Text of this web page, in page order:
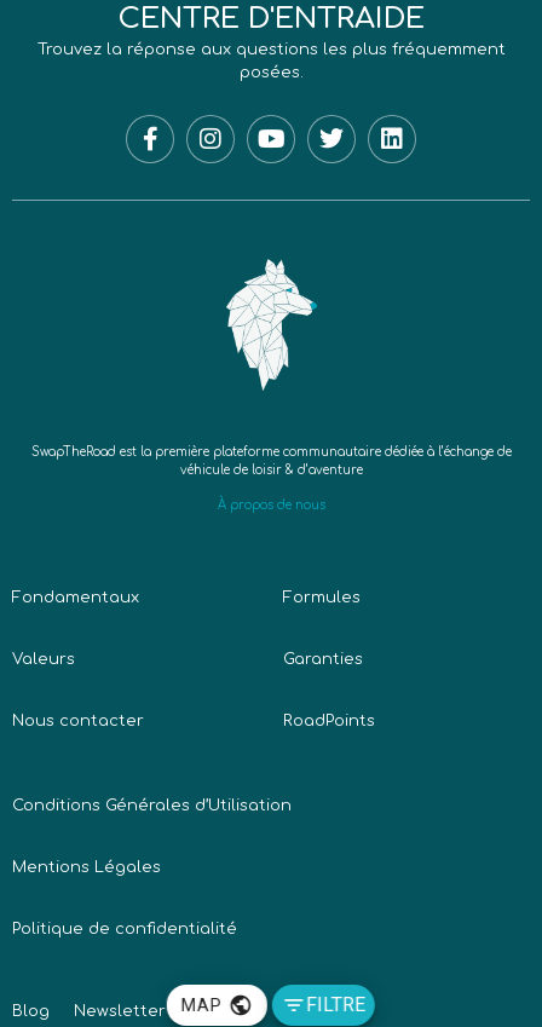
MAP public filter_listFILTRE
CENTRE D'ENTRAIDE
Trouvez la réponse aux questions les plus fréquemment
posées.
SwapTheRoad est la première plateforme communautaire dédiée à l’échange de
véhicule de loisir & d’aventure
À propos de nous
Fondamentaux
Valeurs
Nous contacter
Formules
Garanties
RoadPoints
Conditions Générales d’Utilisation
Mentions Légales
Politique de confidentialité
Blog Newsletter